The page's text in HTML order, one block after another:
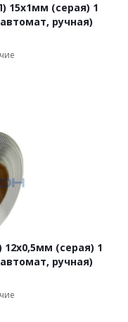
15х1мм (серая) 1
ручная)
(серая) 1
ручная)